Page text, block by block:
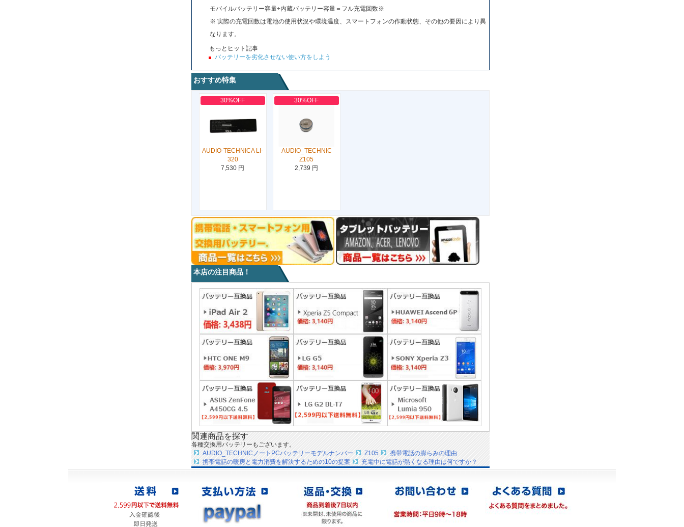
モバイルバッテリー容量÷内蔵バッテリー容量＝フル充電回数※
※ 実際の充電回数は電池の使用状況や環境温度、スマートフォンの作動状態、その他の要因により異
なります。
もっとヒット記事
バッテリーを劣化させない使い方をしよう
おすすめ特集
30%OFF
AUDIO-TECHNICA LI-
320
7,530 円
30%OFF
AUDIO_TECHNIC
Z105
2,739 円
本店の注目商品！
関連商品を探す
各種交換用バッテリーもございます。
AUDIO_TECHNICノートPCバッテリーモデルナンバー
Z105
携帯電話の膨らみの理由
携帯電話の暖房と電力消費を解決するための10の提案
充電中に電話が熱くなる理由は何ですか？